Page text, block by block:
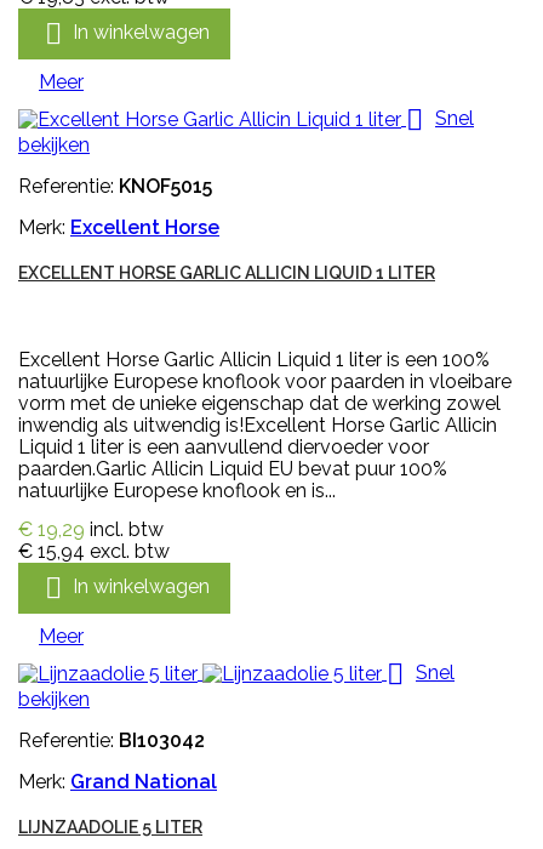
 In winkelwagen
Meer
 Snel
bekijken
Referentie: KNOF5015
Merk: Excellent Horse
EXCELLENT HORSE GARLIC ALLICIN LIQUID 1 LITER
Excellent Horse Garlic Allicin Liquid 1 liter is een 100%
natuurlijke Europese knoflook voor paarden in vloeibare
vorm met de unieke eigenschap dat de werking zowel
inwendig als uitwendig is!Excellent Horse Garlic Allicin
Liquid 1 liter is een aanvullend diervoeder voor
paarden.Garlic Allicin Liquid EU bevat puur 100%
natuurlijke Europese knoflook en is...
€ 19,29 incl. btw
€ 15,94 excl. btw
 In winkelwagen
Meer
 Snel
bekijken
Referentie: BI103042
Merk: Grand National
LIJNZAADOLIE 5 LITER